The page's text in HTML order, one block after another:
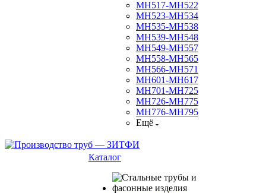
МН517-МН522
МН523-МН534
МН535-МН538
МН539-МН548
МН549-МН557
МН558-МН565
МН566-МН571
МН601-МН617
МН701-МН725
МН726-МН775
МН776-МН795
Ещё
Каталог